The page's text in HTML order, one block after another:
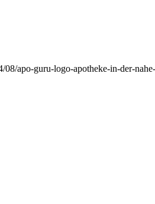
08/apo-guru-logo-apotheke-in-der-